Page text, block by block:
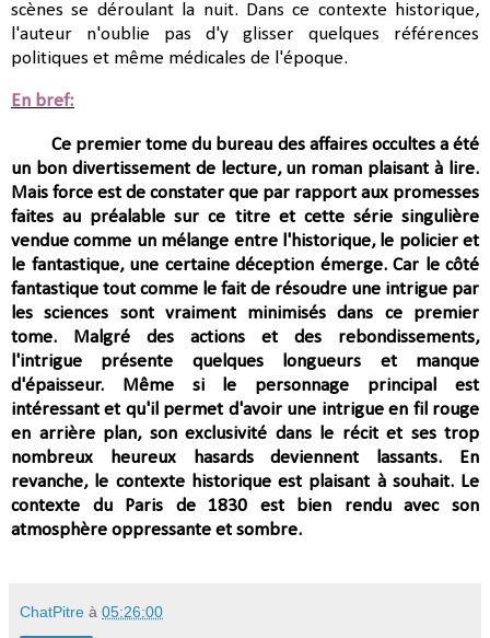
scènes se déroulant la nuit. Dans ce contexte historique,
l'auteur n'oublie pas d'y glisser quelques références
politiques et même médicales de l'époque.
En bref:
Ce premier tome du bureau des affaires occultes a été
un bon divertissement de lecture, un roman plaisant à lire.
Mais force est de constater que par rapport aux promesses
faites au préalable sur ce titre et cette série singulière
vendue comme un mélange entre l'historique, le policier et
le fantastique, une certaine déception émerge. Car le côté
fantastique tout comme le fait de résoudre une intrigue par
les sciences sont vraiment minimisés dans ce premier
tome. Malgré des actions et des rebondissements,
l'intrigue présente quelques longueurs et manque
d'épaisseur. Même si le personnage principal est
intéressant et qu'il permet d'avoir une intrigue en fil rouge
en arrière plan, son exclusivité dans le récit et ses trop
nombreux heureux hasards deviennent lassants. En
revanche, le contexte historique est plaisant à souhait. Le
contexte du Paris de 1830 est bien rendu avec son
atmosphère oppressante et sombre.
ChatPitre à 05:26:00